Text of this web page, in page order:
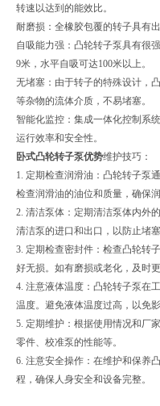
转速以达到的能效比。
耐磨损：全橡胶包覆的转子具有
自吸能力强：凸轮转子泵具有很
9米，水平自吸可达100米以上。
无堵塞：由于转子的特殊设计，
等杂物的流体介质，不易堵塞。
智能化监控：集成一体化控制系
运行效率和安全性。
卧式凸轮转子泵优势维护技巧：
1. 定期检查润滑油：凸轮转子泵
检查润滑油的油位和质量，确保
2. 清洁泵体：定期清洁泵体内外
清洁泵的进口和出口，以防止堵塞
3. 定期检查密封件：检查凸轮转
好无损。如有磨损或老化，及时更
4. 注意液体温度：凸轮转子泵在
温度。避免液体温度过高，以免
5. 定期维护：根据使用情况和厂
零件、校准泵的性能等。
6. 注意安全操作：在维护和保养
程，确保人身安全和设备完整。